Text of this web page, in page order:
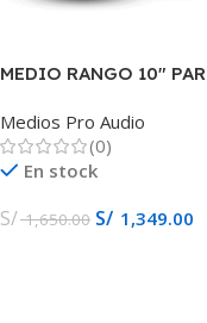
MEDIO RANGO 10″ PAR
Medios Pro Audio
(0)
En stock
S/1,650.00 S/ 1,349.00